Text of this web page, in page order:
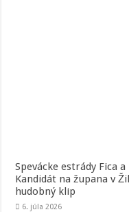
Spevácke estrády Fica
Kandidát na župana v
hudobný klip
6. júla 2026